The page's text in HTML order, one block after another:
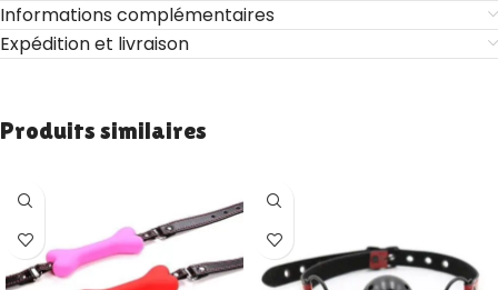
Informations complémentaires
Expédition et livraison
Produits similaires